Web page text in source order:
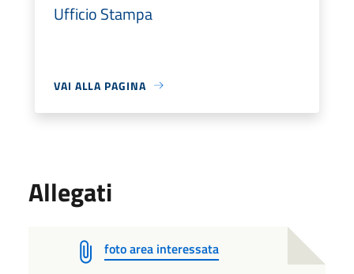
Ufficio Stampa
VAI ALLA PAGINA
Allegati
foto area interessata